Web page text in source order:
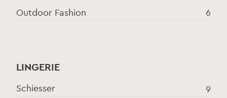
Outdoor Fashion 6
LINGERIE
Schiesser 9